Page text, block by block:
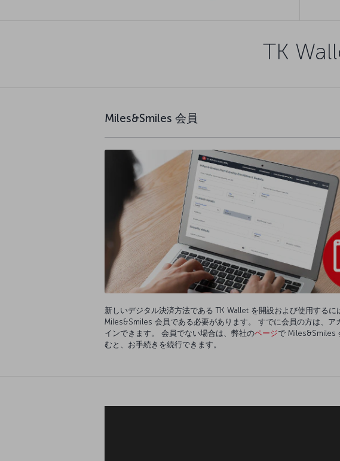
TK
Miles&Smiles 会員
新しいデジタル決済方法である TK Wallet を開設および使用するに
Miles&Smiles 会員である必要があります。 すでに会員の方は、ア
インできます。 会員でない場合は、弊社のページで Miles&Smiles
むと、お手続きを続行できます。